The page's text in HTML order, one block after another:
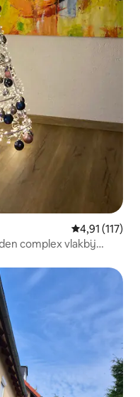
Gemiddelde
4,91 (117)
complex vlakbij